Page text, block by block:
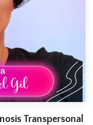
Transpersonal